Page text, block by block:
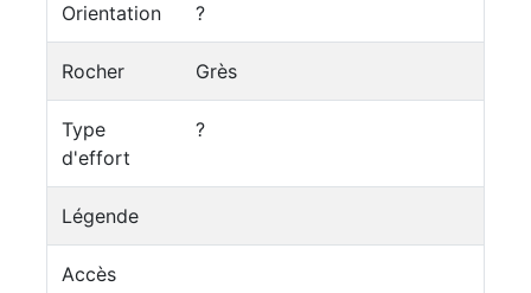
Orientation ?
Rocher Grès
Type
d'effort
?
Légende
Accès